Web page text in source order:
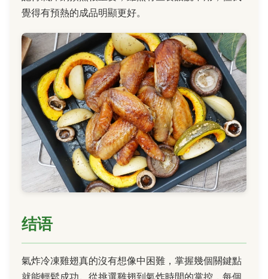
覺得有預熱的成品明顯更好。
结语
氣炸冷凍雞翅真的沒有想像中困難，掌握幾個關鍵點